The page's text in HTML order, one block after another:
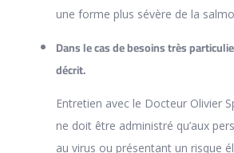
une forme plus sévère de la
Dans le cas de besoins très
décrit.
Entretien avec le Docteur Olivier
ne doit être administré qu’aux
au virus ou présentant un risque